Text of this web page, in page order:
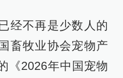
经不再是少数人的
畜牧业协会宠物产
《2026年中国宠物